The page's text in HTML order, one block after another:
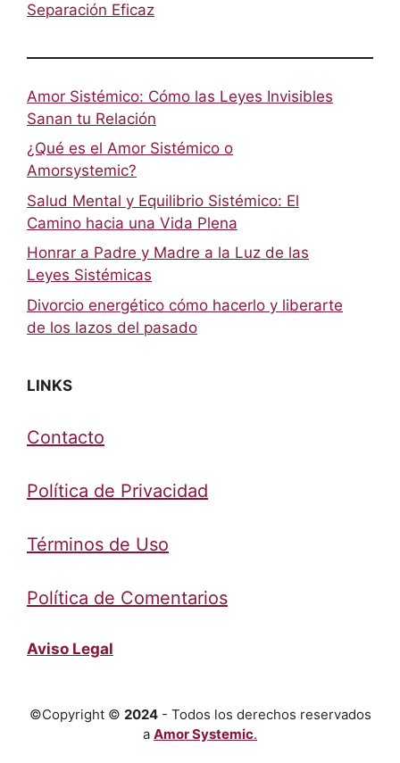
Separación Eficaz
Amor Sistémico: Cómo las Leyes Invisibles
Sanan tu Relación
¿Qué es el Amor Sistémico o
Amorsystemic?
Salud Mental y Equilibrio Sistémico: El
Camino hacia una Vida Plena
Honrar a Padre y Madre a la Luz de las
Leyes Sistémicas
Divorcio energético cómo hacerlo y liberarte
de los lazos del pasado
LINKS
Contacto
Política de Privacidad
Términos de Uso
Política de Comentarios
Aviso Legal
©Copyright © 2024- Todos los derechos reservados
a Amor Systemic.